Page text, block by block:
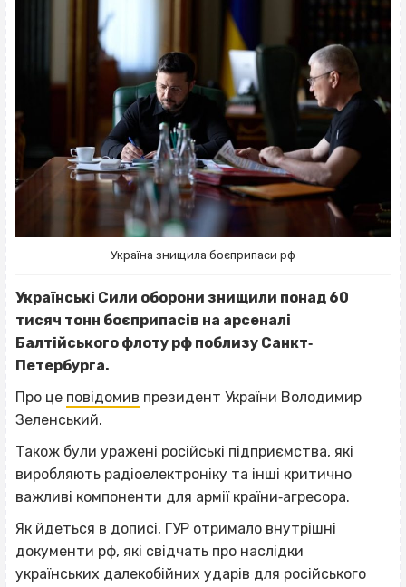
Україна знищила боєприпаси рф
Українські Сили оборони знищили понад 60
тисяч тонн боєприпасів на арсеналі
Балтійського флоту рф поблизу Санкт‐
Петербурга.
Про це повідомив президент України Володимир
Зеленський.
Також були уражені російські підприємства, які
виробляють радіоелектроніку та інші критично
важливі компоненти для армії країни‐агресора.
Як йдеться в дописі, ГУР отримало внутрішні
документи рф, які свідчать про наслідки
українських далекобійних ударів для російського